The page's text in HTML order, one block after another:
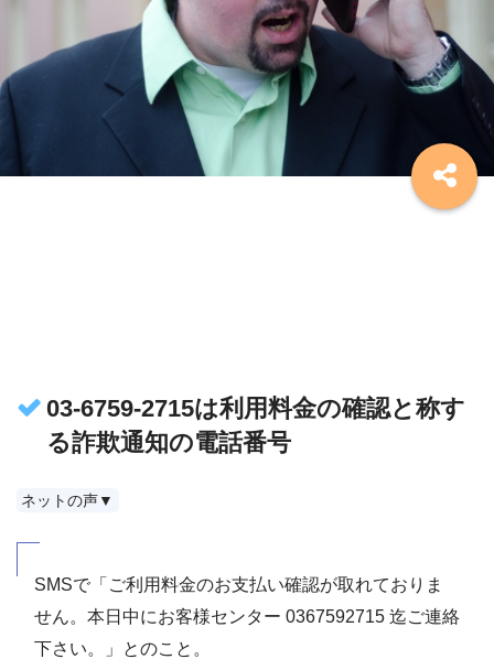
03-6759-2715は利用料金の確認と称す
る詐欺通知の電話番号
ネットの声▼
SMSで「ご利用料金のお支払い確認が取れておりま
せん。本日中にお客様センター 0367592715 迄ご連絡
下さい。」とのこと。